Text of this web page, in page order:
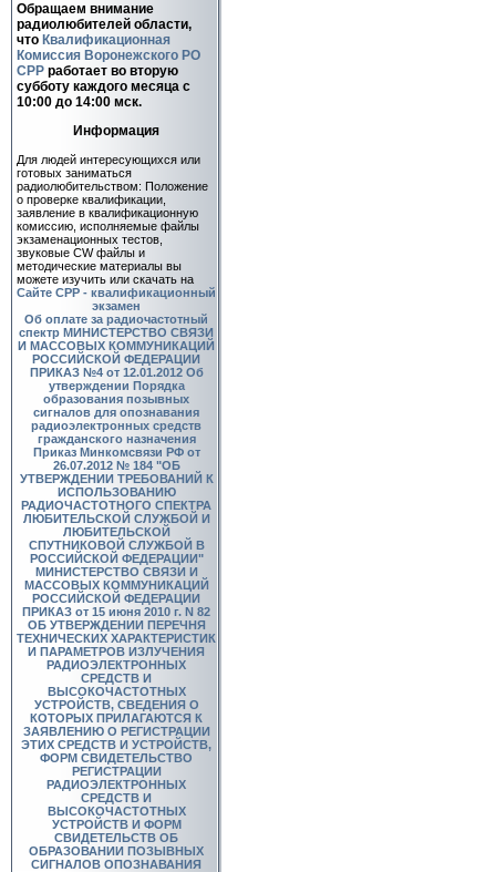
Обращаем внимание
радиолюбителей области,
что Квалификационная
Комиссия Воронежского РО
СРР работает во вторую
субботу каждого месяца c
10:00 до 14:00 мск.
Информация
Для людей интересующихся или
готовых заниматься
радиолюбительством: Положение
о проверке квалификации,
заявление в квалификационную
комиссию, исполняемые файлы
экзаменационных тестов,
звуковые CW файлы и
методические материалы вы
можете изучить или скачать на
Сайте СРР - квалификационный
экзамен
Об оплате за радиочастотный
спектр МИНИСТЕРСТВО СВЯЗИ
И МАССОВЫХ КОММУНИКАЦИЙ
РОССИЙСКОЙ ФЕДЕРАЦИИ
ПРИКАЗ №4 от 12.01.2012 Об
утверждении Порядка
образования позывных
сигналов для опознавания
радиоэлектронных средств
гражданского назначения
Приказ Минкомсвязи РФ от
26.07.2012 № 184 "ОБ
УТВЕРЖДЕНИИ ТРЕБОВАНИЙ К
ИСПОЛЬЗОВАНИЮ
РАДИОЧАСТОТНОГО СПЕКТРА
ЛЮБИТЕЛЬСКОЙ СЛУЖБОЙ И
ЛЮБИТЕЛЬСКОЙ
СПУТНИКОВОЙ СЛУЖБОЙ В
РОССИЙСКОЙ ФЕДЕРАЦИИ"
МИНИСТЕРСТВО СВЯЗИ И
МАССОВЫХ КОММУНИКАЦИЙ
РОССИЙСКОЙ ФЕДЕРАЦИИ
ПРИКАЗ от 15 июня 2010 г. N 82
ОБ УТВЕРЖДЕНИИ ПЕРЕЧНЯ
ТЕХНИЧЕСКИХ ХАРАКТЕРИСТИК
И ПАРАМЕТРОВ ИЗЛУЧЕНИЯ
РАДИОЭЛЕКТРОННЫХ
СРЕДСТВ И
ВЫСОКОЧАСТОТНЫХ
УСТРОЙСТВ, СВЕДЕНИЯ О
КОТОРЫХ ПРИЛАГАЮТСЯ К
ЗАЯВЛЕНИЮ О РЕГИСТРАЦИИ
ЭТИХ СРЕДСТВ И УСТРОЙСТВ,
ФОРМ СВИДЕТЕЛЬСТВО
РЕГИСТРАЦИИ
РАДИОЭЛЕКТРОННЫХ
СРЕДСТВ И
ВЫСОКОЧАСТОТНЫХ
УСТРОЙСТВ И ФОРМ
СВИДЕТЕЛЬСТВ ОБ
ОБРАЗОВАНИИ ПОЗЫВНЫХ
СИГНАЛОВ ОПОЗНАВАНИЯ